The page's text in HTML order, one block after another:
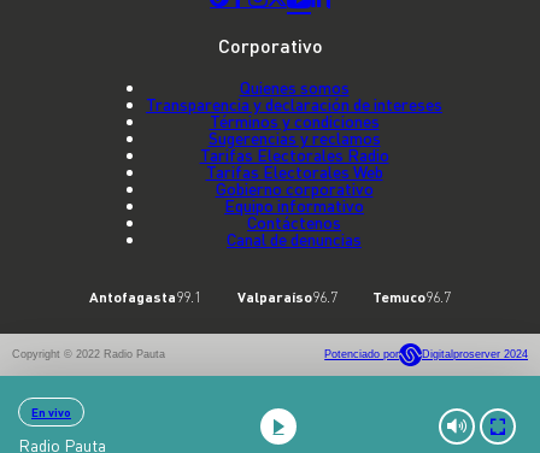
En vivo
Radio Pauta
Corporativo
Quienes somos
Transparencia y declaración de intereses
Términos y condiciones
Sugerencias y reclamos
Tarifas Electorales Radio
Tarifas Electorales Web
Gobierno corporativo
Equipo informativo
Contáctenos
Canal de denuncias
Antofagasta99.1 Valparaíso96.7 Temuco96.7
Copyright © 2022 Radio Pauta Potenciado por Digitalproserver 2024